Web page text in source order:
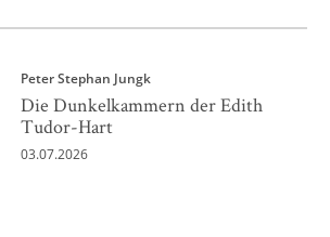
Peter Stephan Jungk
Die Dunkelkammern der Edith
Tudor-Hart
03.07.2026